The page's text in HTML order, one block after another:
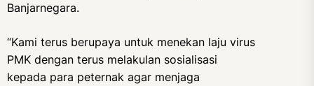
Banjarnegara.
“Kami terus berupaya untuk menekan laju virus
PMK dengan terus melakulan sosialisasi
kepada para peternak agar menjaga